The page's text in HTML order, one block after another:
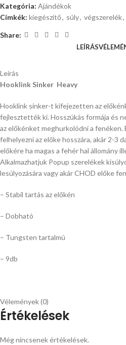
Kategória: Ajándékok
Címkék: kiegészítő, súly, végszerelék,
Share:
LEÍRÁS
Leírás
Hooklink Sinker Heavy
Hooklink sinker-t kifejezetten az
fejlesztették ki. Hosszúkás formája és
az előkénket meghurkolódni a fenéken.
felhelyezni az előke hosszára, akár 2-3
előkére ha magas a fehér hal állomány
Alkalmazhatjuk Popup szerelékek
lesúlyozására vagy akár CHOD előke
– Stabil tartás az előkén
– Dobható
– Tungsten tartalmú
– 9db
Vélemények (0)
Értékelések
Még nincsenek értékelések.